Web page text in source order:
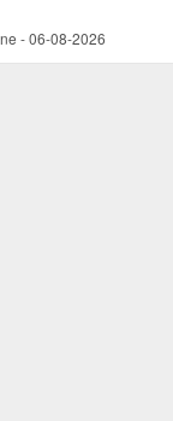
-06-08-2026